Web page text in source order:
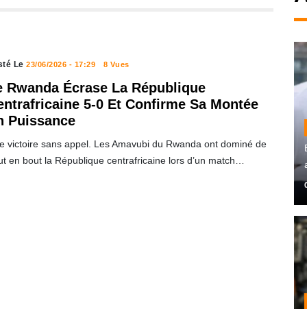
Le23/06/2026 - 17:29 8 Vues
Rwanda Écrase La République
5-0 Et Confirme Sa Montée
Puissance
victoire sans appel. Les Amavubi du Rwanda ont dominé de
en bout la République centrafricaine lors d’un match…